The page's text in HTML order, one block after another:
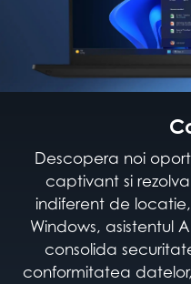
Descopera noi
captivant si
indiferent de
Windows, asistentul
consolida
conformitatea